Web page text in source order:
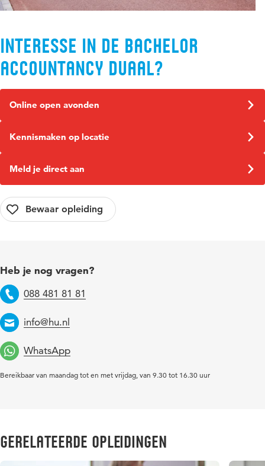
Interesse in de bachelor
accountancy duaal?
Online open avonden
Kennismaken op locatie
Meld je direct aan
Heb je nog vragen?
Telefoon
088 481 81 81
Email
info@hu.nl
WhatsApp
Bereikbaar van maandag tot en met vrijdag, van 9.30 tot 16.30 uur
Gerelateerde opleidingen